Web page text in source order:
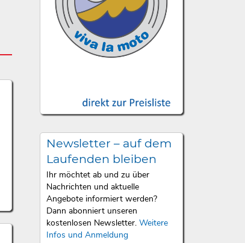
Newsletter – auf dem
Laufenden bleiben
Ihr möchtet ab und zu über
Nachrichten und aktuelle
Angebote informiert werden?
Dann abonniert unseren
kostenlosen Newsletter. Weitere
Infos und Anmeldung